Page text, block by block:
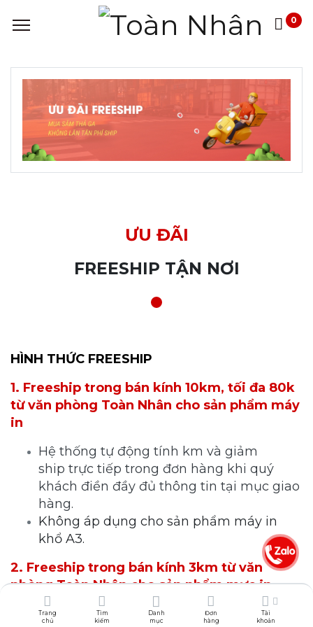
Trang
chủ
Tìm
kiếm
Danh
mục
Đơn
hàng
Tài
khoản
0
ƯU ĐÃI
FREESHIP TẬN NƠI
HÌNH THỨC FREESHIP
1. Freeship trong bán kính 10km, tối đa 80k
từ văn phòng Toàn Nhân cho sản phẩm máy
in
Hệ thống tự động tính km và giảm
ship trực tiếp trong đơn hàng khi quý
khách điền đầy đủ thông tin tại mục giao
hàng.
Không áp dụng cho sản phẩm máy in
khổ A3.
2. Freeship trong bán kính 3km từ văn
phòng Toàn Nhân cho sản phẩm mực in
chính hãng, mực Greentec và mực nạp